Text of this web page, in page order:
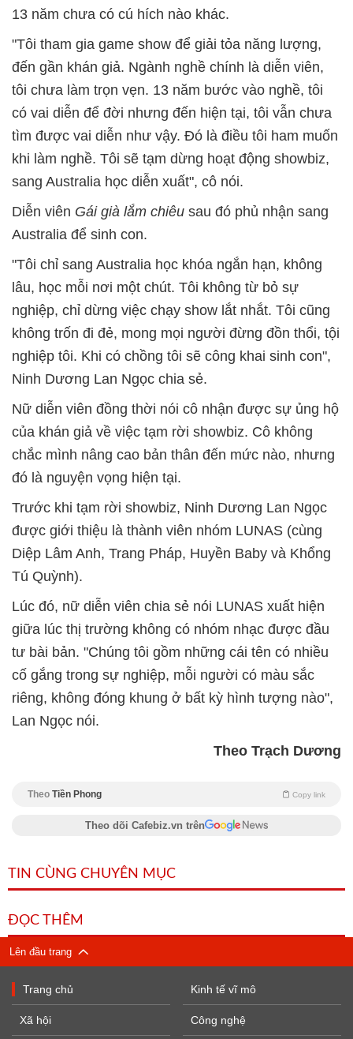
13 năm chưa có cú hích nào khác.
"Tôi tham gia game show để giải tỏa năng lượng,
đến gần khán giả. Ngành nghề chính là diễn viên,
tôi chưa làm trọn vẹn. 13 năm bước vào nghề, tôi
có vai diễn để đời nhưng đến hiện tại, tôi vẫn chưa
tìm được vai diễn như vậy. Đó là điều tôi ham muốn
khi làm nghề. Tôi sẽ tạm dừng hoạt động showbiz,
sang Australia học diễn xuất", cô nói.
Diễn viên Gái già lắm chiêu sau đó phủ nhận sang
Australia để sinh con.
"Tôi chỉ sang Australia học khóa ngắn hạn, không
lâu, học mỗi nơi một chút. Tôi không từ bỏ sự
nghiệp, chỉ dừng việc chạy show lắt nhắt. Tôi cũng
không trốn đi đẻ, mong mọi người đừng đồn thổi, tội
nghiệp tôi. Khi có chồng tôi sẽ công khai sinh con",
Ninh Dương Lan Ngọc chia sẻ.
Nữ diễn viên đồng thời nói cô nhận được sự ủng hộ
của khán giả về việc tạm rời showbiz. Cô không
chắc mình nâng cao bản thân đến mức nào, nhưng
đó là nguyện vọng hiện tại.
Trước khi tạm rời showbiz, Ninh Dương Lan Ngọc
được giới thiệu là thành viên nhóm LUNAS (cùng
Diệp Lâm Anh, Trang Pháp, Huyền Baby và Khổng
Tú Quỳnh).
Lúc đó, nữ diễn viên chia sẻ nói LUNAS xuất hiện
giữa lúc thị trường không có nhóm nhạc được đầu
tư bài bản. "Chúng tôi gồm những cái tên có nhiều
cố gắng trong sự nghiệp, mỗi người có màu sắc
riêng, không đóng khung ở bất kỳ hình tượng nào",
Lan Ngọc nói.
Theo Trạch Dương
Theo Tiền Phong Copy link
Theo dõi Cafebiz.vn trên
TIN CÙNG CHUYÊN MỤC
ĐỌC THÊM
Lên đầu trang
Trang chủ
Xã hội
Kinh tế vĩ mô
Công nghệ